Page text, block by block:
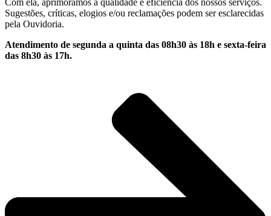
Sugestões, críticas, elogios e/ou reclamações podem ser esclarecidas
pela Ouvidoria.
Atendimento de segunda a quinta das 08h30 às 18h e sexta-feira
das 8h30 às 17h.